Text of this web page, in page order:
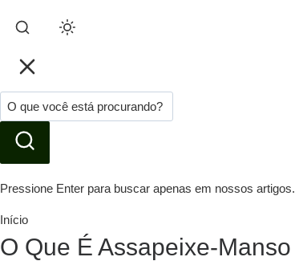
Pressione Enter para buscar apenas em nossos artigos.
Início
O Que É Assapeixe-Manso